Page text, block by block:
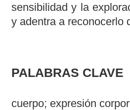
sensibilidad y la
y adentra a reconocerlo
PALABRAS CLAVE
cuerpo; expresión